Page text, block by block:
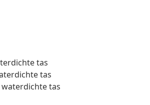
tas
tas
tas